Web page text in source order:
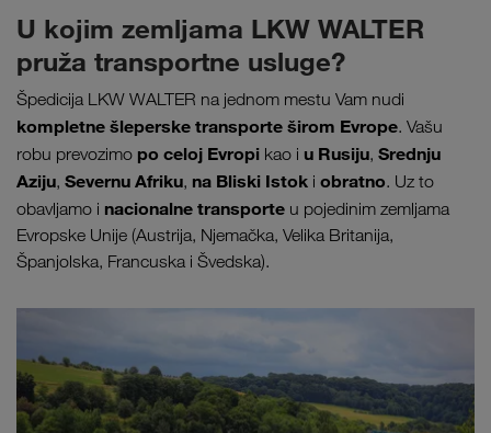
U kojim zemljama LKW WALTER
pruža transportne usluge?
Špedicija LKW WALTER na jednom mestu Vam nudi
kompletne šleperske transporte širom Evrope. Vašu
robu prevozimo po celoj Evropi kao i u Rusiju, Srednju
Aziju, Severnu Afriku, na Bliski Istok i obratno. Uz to
obavljamo i nacionalne transporte u pojedinim zemljama
Evropske Unije (Austrija, Njemačka, Velika Britanija,
Španjolska, Francuska i Švedska).